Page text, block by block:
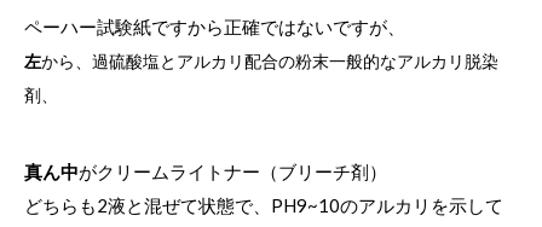
ペーハー試験紙ですから正確ではないですが、
左から、過硫酸塩とアルカリ配合の粉末一般的なアルカリ脱染
剤、
真ん中がクリームライトナー（ブリーチ剤）
どちらも2液と混ぜて状態で、PH9~10のアルカリを示して